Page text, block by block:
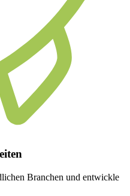
Branchen und entwickle